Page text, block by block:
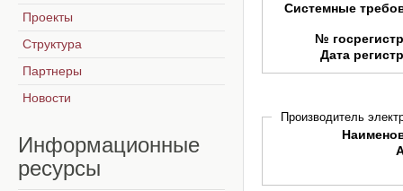
Системные
№
Дата
Производитель
Проекты
Структура
Партнеры
Новости
Информационные
ресурсы